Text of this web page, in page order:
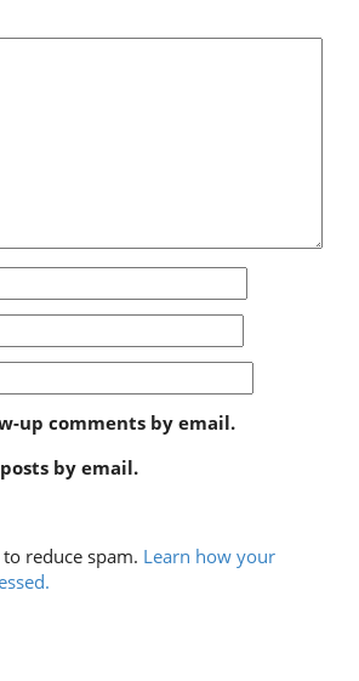
up comments by email.
by email.
reduce spam. Learn how your